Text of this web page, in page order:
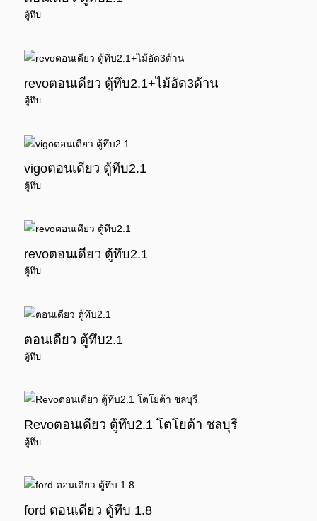
ตู้ทึบ
revoตอนเดียว ตู้ทึบ2.1+ไม้อัด3ด้าน
ตู้ทึบ
vigoตอนเดียว ตู้ทึบ2.1
ตู้ทึบ
revoตอนเดียว ตู้ทึบ2.1
ตู้ทึบ
ตอนเดียว ตู้ทึบ2.1
ตู้ทึบ
Revoตอนเดียว ตู้ทึบ2.1 โตโยต้า ชลบุรี
ตู้ทึบ
ford ตอนเดียว ตู้ทึบ 1.8